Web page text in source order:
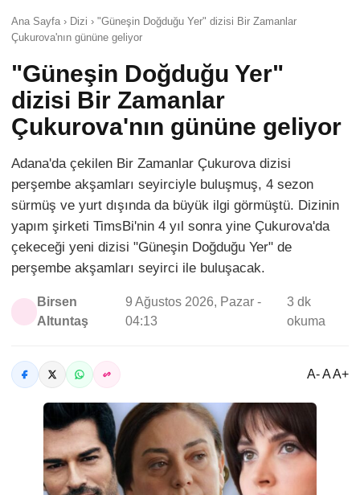
Ana Sayfa › Dizi › "Güneşin Doğduğu Yer" dizisi Bir Zamanlar
Çukurova'nın gününe geliyor
"Güneşin Doğduğu Yer"
dizisi Bir Zamanlar
Çukurova'nın gününe geliyor
Adana'da çekilen Bir Zamanlar Çukurova dizisi
perşembe akşamları seyirciyle buluşmuş, 4 sezon
sürmüş ve yurt dışında da büyük ilgi görmüştü. Dizinin
yapım şirketi TimsBi'nin 4 yıl sonra yine Çukurova'da
çekeceği yeni dizisi "Güneşin Doğduğu Yer" de
perşembe akşamları seyirci ile buluşacak.
Birsen
Altuntaş
9 Ağustos 2026, Pazar -
04:13
3 dk
okuma
A- A A+